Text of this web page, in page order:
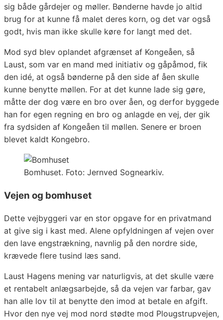
sig både gårdejer og møller. Bønderne havde jo altid
brug for at kunne få malet deres korn, og det var også
godt, hvis man ikke skulle køre for langt med det.
Mod syd blev oplandet afgrænset af Kongeåen, så
Laust, som var en mand med initiativ og gåpåmod, fik
den idé, at også bønderne på den side af åen skulle
kunne benytte møllen. For at det kunne lade sig gøre,
måtte der dog være en bro over åen, og derfor byggede
han for egen regning en bro og anlagde en vej, der gik
fra sydsiden af Kongeåen til møllen. Senere er broen
blevet kaldt Kongebro.
Bomhuset. Foto: Jernved Sognearkiv.
Vejen og bomhuset
Dette vejbyggeri var en stor opgave for en privatmand
at give sig i kast med. Alene opfyldningen af vejen over
den lave engstrækning, navnlig på den nordre side,
krævede flere tusind læs sand.
Laust Hagens mening var naturligvis, at det skulle være
et rentabelt anlægsarbejde, så da vejen var farbar, gav
han alle lov til at benytte den imod at betale en afgift.
Hvor den nye vej mod nord stødte mod Plougstrupvejen,